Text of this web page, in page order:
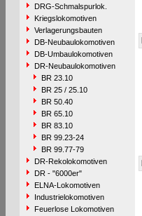
DRG-Schmalspurlok.
Kriegslokomotiven
Verlagerungsbauten
DB-Neubaulokomotiven
DB-Umbaulokomotiven
DR-Neubaulokomotiven
BR 23.10
BR 25 / 25.10
BR 50.40
BR 65.10
BR 83.10
BR 99.23-24
BR 99.77-79
DR-Rekolokomotiven
DR - "6000er"
ELNA-Lokomotiven
Industrielokomotiven
Feuerlose Lokomotiven